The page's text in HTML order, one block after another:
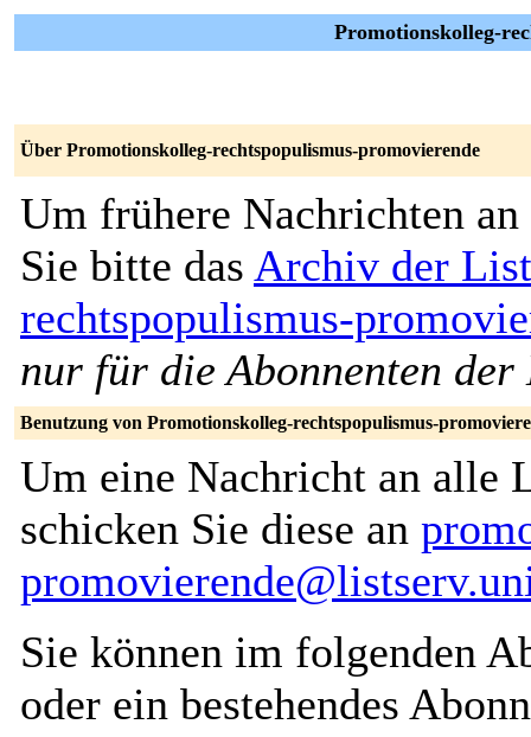
Promotionskolleg-
Über Promotionskolleg-rechtspopulismus-promovierende
Um frühere Nachrichten an
Sie bitte das Archiv der
rechtspopulismus-
nur für die Abonnenten
Benutzung von Promotionskolleg-rechtspopulismus-
Um eine Nachricht an alle
schicken Sie diese an
Sie können im folgenden
oder ein bestehendes